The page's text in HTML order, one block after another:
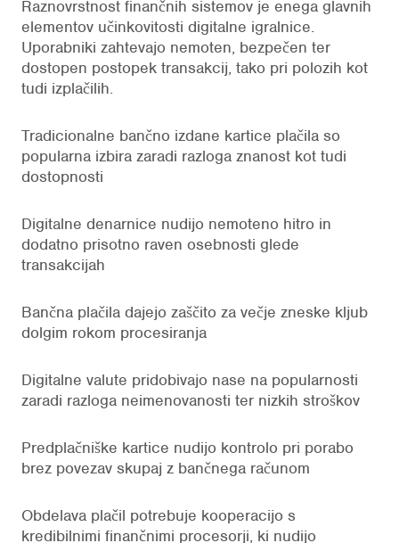
Raznovrstnost finančnih sistemov je enega glavnih
elementov učinkovitosti digitalne igralnice.
Uporabniki zahtevajo nemoten, bezpečen ter
dostopen postopek transakcij, tako pri polozih kot
tudi izplačilih.
Tradicionalne bančno izdane kartice plačila so
popularna izbira zaradi razloga znanost kot tudi
dostopnosti
Digitalne denarnice nudijo nemoteno hitro in
dodatno prisotno raven osebnosti glede
transakcijah
Bančna plačila dajejo zaščito za večje zneske kljub
dolgim rokom procesiranja
Digitalne valute pridobivajo nase na popularnosti
zaradi razloga neimenovanosti ter nizkih stroškov
Predplačniške kartice nudijo kontrolo pri porabo
brez povezav skupaj z bančnega računom
Obdelava plačil potrebuje kooperacijo s
kredibilnimi finančnimi procesorji, ki nudijo